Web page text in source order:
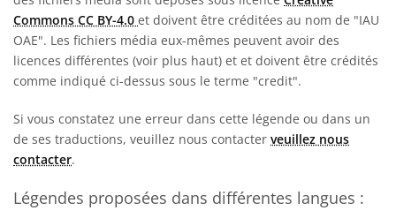
Commons CC BY-4.0 et doivent être créditées au nom de "IAU
OAE". Les fichiers média eux-mêmes peuvent avoir des
licences différentes (voir plus haut) et et doivent être crédités
comme indiqué ci-dessus sous le terme "credit".
Si vous constatez une erreur dans cette légende ou dans un
de ses traductions, veuillez nous contacter veuillez nous
contacter.
Légendes proposées dans différentes langues :